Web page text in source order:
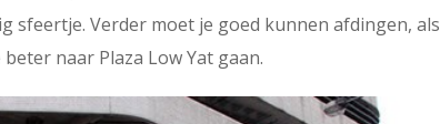
sfeertje. Verder moet je goed kunnen afdingen, als
naar Plaza Low Yat gaan.